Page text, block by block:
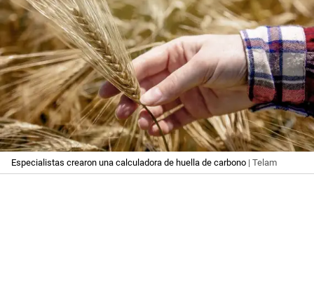
Especialistas crearon una calculadora de huella de carbono | Telam